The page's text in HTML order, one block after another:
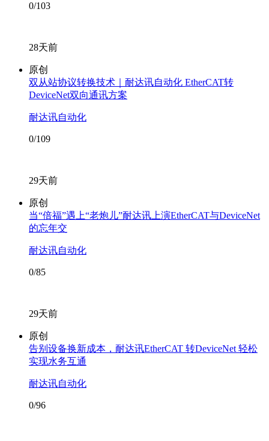
0/103
28天前
原创
双从站协议转换技术｜耐达讯自动化 EtherCAT转
DeviceNet双向通讯方案
耐达讯自动化
0/109
29天前
原创
当“倍福”遇上“老炮儿”耐达讯上演EtherCAT与DeviceNet
的忘年交
耐达讯自动化
0/85
29天前
原创
告别设备换新成本，耐达讯EtherCAT 转DeviceNet 轻松
实现水务互通
耐达讯自动化
0/96